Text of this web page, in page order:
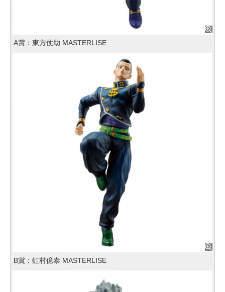
A賞：東方仗助 MASTERLISE
B賞：虹村億泰 MASTERLISE